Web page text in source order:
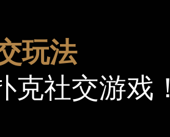
玩法
克社交游戏！